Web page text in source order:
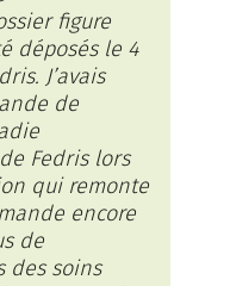
figure
déposés le 4
J’avais
de
Fedris lors
qui remonte
encore
de
des soins